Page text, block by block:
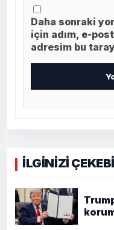
Daha sonraki
için adım, e-
adresim bu
İLGİNİZİ